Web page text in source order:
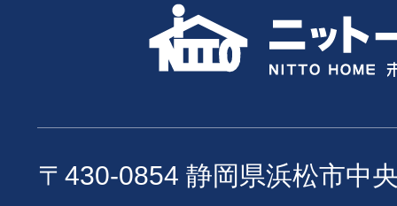
〒430-0854 静岡県浜松市中